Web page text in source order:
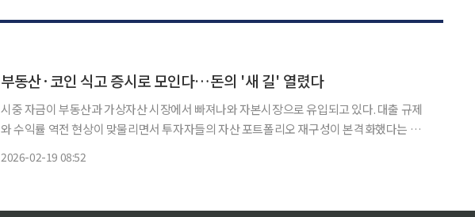
부동산·코인 식고 증시로 모인다…돈의 '새 길' 열렸다
시중 자금이 부동산과 가상자산 시장에서 빠져나와 자본시장으로 유입되고 있다. 대출 규제
와 수익률 역전 현상이 맞물리면서 투자자들의 자산 포트폴리오 재구성이 본격화했다는 분석
2026-02-19 08:52